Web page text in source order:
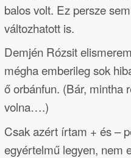
balos volt. Ez persze
változhatott is.
Demjén Rózsit
mégha emberileg sok
ő orbánfun. (Bár, mintha
volna….)
Csak azért írtam + és –
egyértelmű legyen, nem